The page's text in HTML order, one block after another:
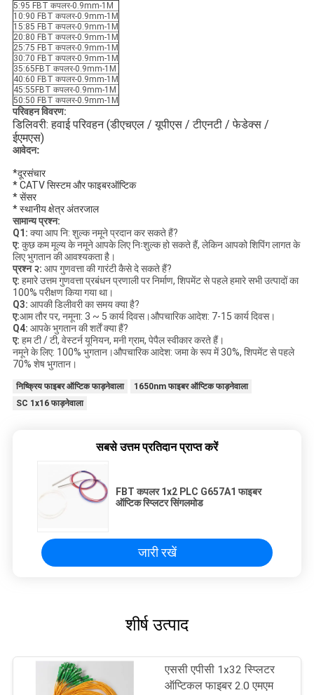
5:95 FBT कपलर-0.9mm-1M
10:90 FBT कपलर-0.9mm-1M
15:85 FBT कपलर-0.9mm-1M
20:80 FBT कपलर-0.9mm-1M
25:75 FBT कपलर-0.9mm-1M
30:70 FBT कपलर-0.9mm-1M
35:65FBT कपलर-0.9mm-1M
40:60 FBT कपलर-0.9mm-1M
45:55FBT कपलर-0.9mm-1M
50:50 FBT कपलर-0.9mm-1M
परिवहन विवरण:
डिलिवरी: हवाई परिवहन (डीएचएल / यूपीएस / टीएनटी / फेडेक्स /
ईएमएस)
आवेदन:
*दूरसंचार
* CATV सिस्टम और फाइबरऑप्टिक
* सेंसर
* स्थानीय क्षेत्र अंतरजाल
सामान्य प्रश्न:
Q1: क्या आप नि: शुल्क नमूने प्रदान कर सकते हैं?
ए: कुछ कम मूल्य के नमूने आपके लिए निःशुल्क हो सकते हैं, लेकिन आपको शिपिंग लागत के
लिए भुगतान की आवश्यकता है।
प्रश्न २: आप गुणवत्ता की गारंटी कैसे दे सकते हैं?
ए: हमारे उत्तम गुणवत्ता प्रबंधन प्रणाली पर निर्माण, शिपमेंट से पहले हमारे सभी उत्पादों का
100% परीक्षण किया गया था।
Q3: आपकी डिलीवरी का समय क्या है?
ए:आम तौर पर, नमूना: 3 ~ 5 कार्य दिवस।औपचारिक आदेश: 7-15 कार्य दिवस।
Q4: आपके भुगतान की शर्तें क्या हैं?
ए: हम टी / टी, वेस्टर्न यूनियन, मनी ग्राम, पेपैल स्वीकार करते हैं।
नमूने के लिए: 100% भुगतान।औपचारिक आदेश: जमा के रूप में 30%, शिपमेंट से पहले
70% शेष भुगतान।
निष्क्रिय फाइबर ऑप्टिक फाड़नेवाला
1650nm फाइबर ऑप्टिक फाड़नेवाला
SC 1x16 फाड़नेवाला
सबसे उत्तम प्रतिदान प्राप्त करें
FBT कपलर 1x2 PLC G657A1 फाइबर
ऑप्टिक स्प्लिटर सिंगलमोड
जारी रखें
शीर्ष उत्पाद
एससी एपीसी 1x32 स्प्लिटर
ऑप्टिकल फाइबर 2.0 एमएम